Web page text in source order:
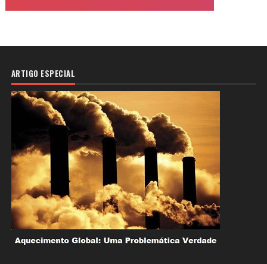
ARTIGO ESPECIAL